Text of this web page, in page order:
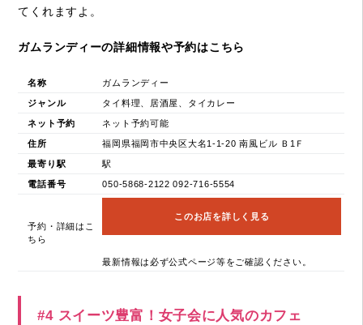
てくれますよ。
ガムランディーの詳細情報や予約はこちら
名称 ガムランディー
ジャンル タイ料理、居酒屋、タイカレー
ネット予約 ネット予約可能
住所 福岡県福岡市中央区大名1-1-20 南風ビル Ｂ1Ｆ
最寄り駅 駅
電話番号 050-5868-2122 092-716-5554
予約・詳細はこ
ちら
このお店を詳しく見る
最新情報は必ず公式ページ等をご確認ください。
#4 スイーツ豊富！女子会に人気のカフェ